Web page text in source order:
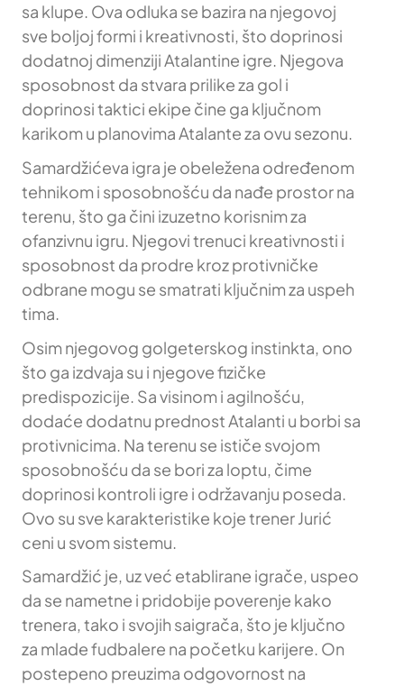
sa klupe. Ova odluka se bazira na njegovoj
sve boljoj formi i kreativnosti, što doprinosi
dodatnoj dimenziji Atalantine igre. Njegova
sposobnost da stvara prilike za gol i
doprinosi taktici ekipe čine ga ključnom
karikom u planovima Atalante za ovu sezonu.
Samardžićeva igra je obeležena određenom
tehnikom i sposobnošću da nađe prostor na
terenu, što ga čini izuzetno korisnim za
ofanzivnu igru. Njegovi trenuci kreativnosti i
sposobnost da prodre kroz protivničke
odbrane mogu se smatrati ključnim za uspeh
tima.
Osim njegovog golgeterskog instinkta, ono
što ga izdvaja su i njegove fizičke
predispozicije. Sa visinom i agilnošću,
dodaće dodatnu prednost Atalanti u borbi sa
protivnicima. Na terenu se ističe svojom
sposobnošću da se bori za loptu, čime
doprinosi kontroli igre i održavanju poseda.
Ovo su sve karakteristike koje trener Jurić
ceni u svom sistemu.
Samardžić je, uz već etablirane igrače, uspeo
da se nametne i pridobije poverenje kako
trenera, tako i svojih saigrača, što je ključno
za mlade fudbalere na početku karijere. On
postepeno preuzima odgovornost na